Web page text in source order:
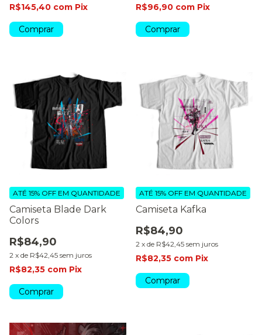
R$145,40 com Pix
Comprar
R$96,90 com Pix
Comprar
Camiseta Blade Dark
Colors
R$84,90
2 x de R$42,45 sem juros
ATÉ 15% OFF EM QUANTIDADE
R$82,35 com Pix
Comprar
Camiseta Kafka
R$84,90
2 x de R$42,45 sem juros
ATÉ 15% OFF EM QUANTIDADE
R$82,35 com Pix
Comprar